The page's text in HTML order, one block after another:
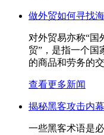
做外贸如何寻找
对外贸易亦称“国
贸”，是指一个国
的商品和劳务的
查看更多新闻
揭秘黑客攻击内
一些黑客术语是